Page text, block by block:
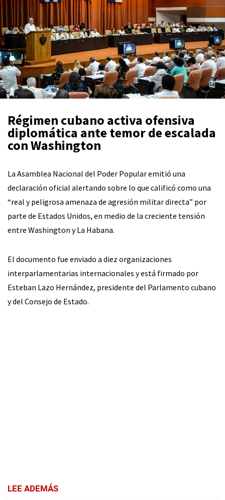
Régimen cubano activa ofensiva
diplomática ante temor de escalada
con Washington
La Asamblea Nacional del Poder Popular emitió una
declaración oficial alertando sobre lo que calificó como una
“real y peligrosa amenaza de agresión militar directa” por
parte de Estados Unidos, en medio de la creciente tensión
entre Washington y La Habana.
El documento fue enviado a diez organizaciones
interparlamentarias internacionales y está firmado por
Esteban Lazo Hernández, presidente del Parlamento cubano
y del Consejo de Estado.
LEE ADEMÁS